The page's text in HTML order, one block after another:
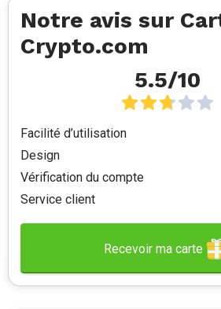
Notre avis sur
Crypto.com
5.5/10
Facilité d’utilisation
Design
Vérification du compte
Service client
Recevoir ma carte